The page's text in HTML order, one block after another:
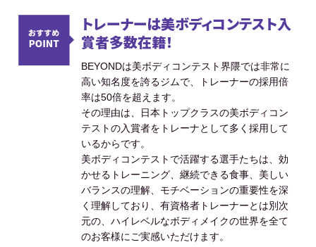
トレーナーは美ボディコンテスト入
賞者多数在籍！
BEYONDは美ボディコンテスト界隈では非常に
高い知名度を誇るジムで、トレーナーの採用倍
率は50倍を超えます。
その理由は、日本トップクラスの美ボディコン
テストの入賞者をトレーナとして多く採用して
いるからです。
美ボディコンテストで活躍する選手たちは、効
かせるトレーニング、継続できる食事、美しい
バランスの理解、モチベーションの重要性を深
く理解しており、有資格者トレーナーとは別次
元の、ハイレベルなボディメイクの世界を全て
のお客様にご実感いただけます。